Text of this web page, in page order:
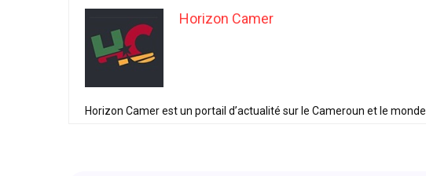
Horizon Camer
Horizon Camer est un portail d’actualité sur le Cameroun et le monde.